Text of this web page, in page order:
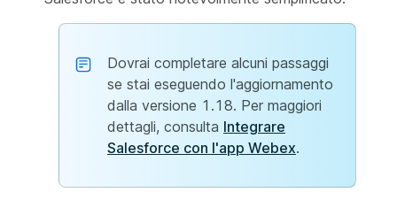
Dovrai completare alcuni passaggi
se stai eseguendo l'aggiornamento
dalla versione 1.18. Per maggiori
dettagli, consulta Integrare
Salesforce con l'app Webex.